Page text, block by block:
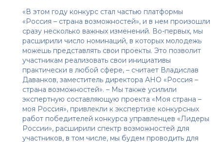
«В этом году конкурс стал частью платформы
«Россия – страна возможностей», и в нем произошли
сразу несколько важных изменений. Во-первых, мы
расширили число номинаций, в которых молодежь
можешь представлять свои проекты. Это позволит
участникам реализовать свои инициативы
практически в любой сфере, – считает Владислав
Даванков, заместитель директора АНО «Россия –
страна возможностей». – Мы также усилили
экспертную составляющую проекта «Моя страна –
моя Россия», привлекли к экспертизе конкурсных
работ победителей конкурса управленцев «Лидеры
России», расширили спектр возможностей для
участников, в том числе, мы будем проводить для